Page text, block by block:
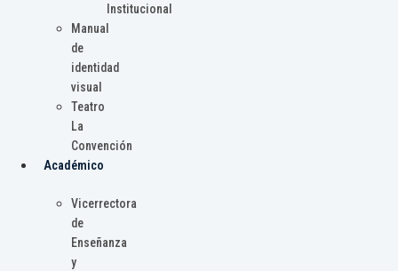
Institucional
Manual
de
identidad
visual
Teatro
La
Convención
Académico
Vicerrectora
de
Enseñanza
y